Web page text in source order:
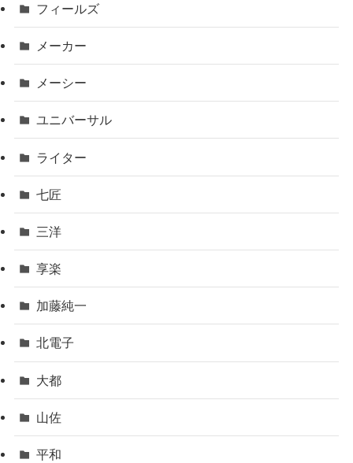
フィールズ
メーカー
メーシー
ユニバーサル
ライター
七匠
三洋
享楽
加藤純一
北電子
大都
山佐
平和